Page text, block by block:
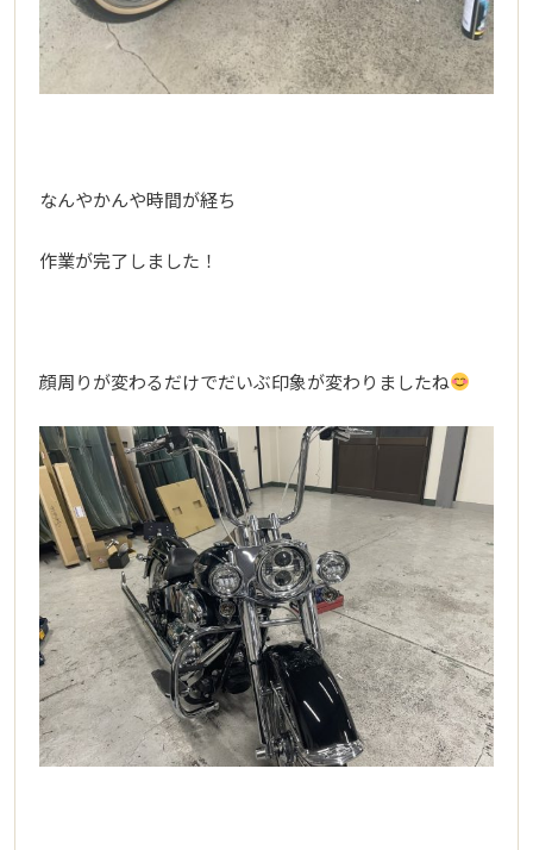
なんやかんや時間が経ち
作業が完了しました！
顔周りが変わるだけでだいぶ印象が変わりましたね